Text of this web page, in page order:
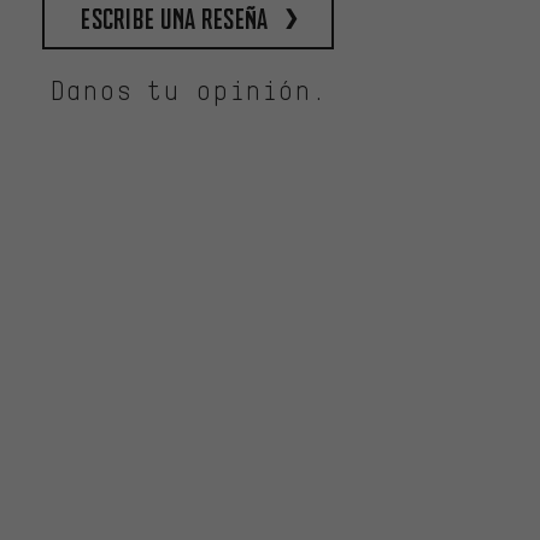
escribe una reseña
Danos tu opinión.